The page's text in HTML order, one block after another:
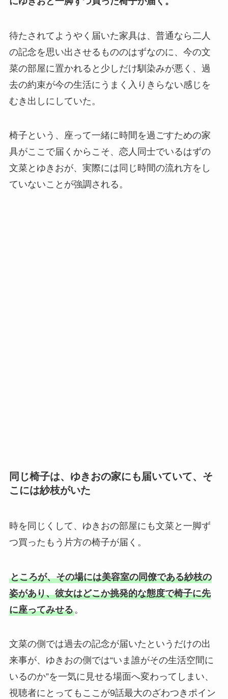
待たされてようやく届いた家具は、普通なら二人
の記念を思い出させるもののはずなのに、今の文
菜の部屋に置かれると少しだけ馴染みが悪く、過
去の約束が今の生活にうまく入りきらない感じを
むき出しにしていた。
椅子という、座って一緒に時間を過ごすための家
具がここで届くからこそ、恋人同士でいるはずの
文菜とゆきおが、実際には同じ時間の流れ方をし
ていないことが強調される。
同じ椅子は、ゆきおの家にも届いていて、そ
こには紗枝がいた
時を同じくして、ゆきおの部屋にも文菜と一脚ず
つ買ったもう片方の椅子が届く。
ところが、その場には美容室の同僚である紗枝の
姿があり、彼女はどこか挑発的な態度で椅子に先
に座ってみせる。
文菜の側では過去の記念が届いたというだけの出
来事が、ゆきおの側では“いま誰がその生活空間に
いるのか”を一気に見せる場面へ変わってしまい、
視聴者にとってもここが9話最大のざわつきポイン